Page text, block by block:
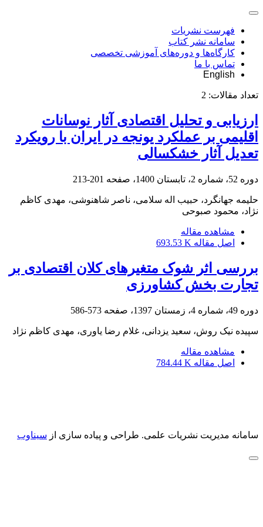
فهرست نشریات
سامانه نشر کتاب
کارگاه‌ها و دوره‌های آموزشی تخصصی
تماس با ما
English
تعداد مقالات: 2
ارزیابی و تحلیل اقتصادی آثار نوسانات
اقلیمی بر عملکرد یونجه در ایران با رویکرد
تعدیل آثار خشکسالی
دوره 52، شماره 2، تابستان 1400، صفحه 201-213
حلیمه جهانگرد، حبیب اله سلامی، ناصر شاهنوشی، مهدی کاظم
نژاد، محمود صبوحی
مشاهده مقاله
اصل مقاله 693.53 K
بررسی اثر شوک متغیرهای کلان اقتصادی بر
تجارت بخش کشاورزی
دوره 49، شماره 4، زمستان 1397، صفحه 573-586
سپیده نیک روش، سعید یزدانی، غلام رضا یاوری، مهدی کاظم نژاد
مشاهده مقاله
اصل مقاله 784.44 K
سامانه مدیریت نشریات علمی. طراحی و پیاده سازی از سیناوب